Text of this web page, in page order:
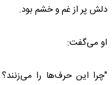
دلش پر از غم و خشم بود.
او می‌گفت:
"چرا این حرف‌ها را